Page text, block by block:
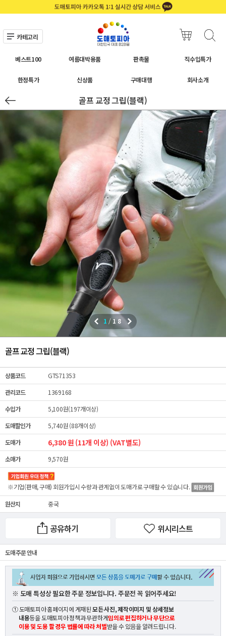
카테고리
베스트100 여름대박용품 판촉물 직수입특가
한정특가 신상품 구매대행 회사소개
골프 교정 그립(블랙)
1 /18
골프 교정 그립(블랙)
상품코드
GTS71353
관리코드
1369168
수입가
5,100원(197개이상)
도매할인가
5,740원 (88개이상)
도매가
6,380 원 (11개 이상) (VAT별도)
소매가 9,570원
※기업(판매, 구매) 회원가입시 수량과 관계없이도매가로 구매할 수 있습니다.
원산지 중국
공유하기 위시리스트
도매 주문 안내
※ 도매 특성상 필요한 주문 정보입니다. 주문전 꼭 읽어주세요!
① 도매토피아 홈페이지에 게재된모든 사진, 제작이미지 및 상세정보
내용등을 도매토피아 정책과 무관하게임의로 편집하거나 무단으로
이용 및 도용 할 경우 법률에 따라 처벌받을 수 있음을 알려드립니다.